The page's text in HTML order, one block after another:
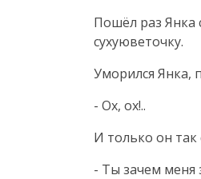
Пошёл раз Янка
сухуюветочку.
Уморился Янка,
- Ох, ох!..
И только он
- Ты зачем меня